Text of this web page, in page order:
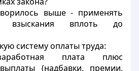
выше - применять
взыскания вплоть до
систему оплаты труда:
плата плюс
(надбавки, премии,